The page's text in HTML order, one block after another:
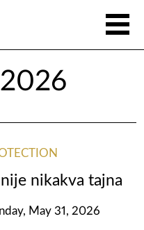
nikakva tajna
May 31, 2026